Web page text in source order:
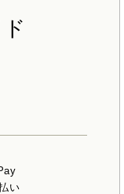
い